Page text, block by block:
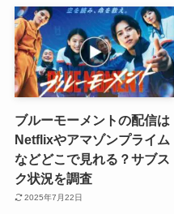
ブルーモーメントの配信は
Netflixやアマゾンプライム
などどこで見れる？サブス
ク状況を調査
2025年7月22日